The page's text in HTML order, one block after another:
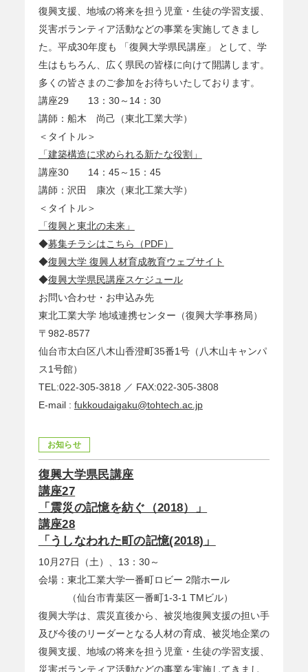
復興支援、地域の将来を担う児童・生徒の学習支援、
災害ボランティア活動などの事業を実施してきまし
た。平成30年度も 「復興大学県民講座」 として、学
生はもちろん、広く県民の皆様に向けて開講します。
多くの皆さまのご参加をお待ちいたしております。
講座29 13：30～14：30
講師：船木 尚己（東北工業大学）
＜タイトル＞
「建築構造に求められる新たな役割」
講座30 14：45～15：45
講師：沢田 康次（東北工業大学）
＜タイトル＞
「復興と東北の未来」
◆募集チラシはこちら（PDF）
◆復興大学 復興人材育成教育ウェブサイト
◆復興大学県民講座スケジュール
お問い合わせ・お申込み先
東北工業大学 地域連携センター（復興大学事務局）
〒982-8577
仙台市太白区八木山香澄町35番1号（八木山キャンパ
ス1号館）
TEL:022-305-3818 ／ FAX:022-305-3808
E-mail : fukkoudaigaku@tohtech.ac.jp
お知らせ
復興大学県民講座
講座27
「震災の記憶を紡ぐ（2018）」
講座28
「うしなわれた町の記憶(2018)」
10月27日（土）、13：30～
会場：東北工業大学一番町ロビー 2階ホール
（仙台市青葉区一番町1-3-1 TMビル）
復興大学は、震災直後から、被災地復興支援の担い手
及び今後のリーダーとなる人材の育成、被災地企業の
復興支援、地域の将来を担う児童・生徒の学習支援、
災害ボランティア活動などの事業を実施してきまし